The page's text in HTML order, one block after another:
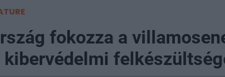
fokozza a
kibervédelmi